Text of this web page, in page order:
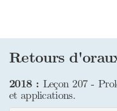
Retours
2018 : Leçon 207 -
et applications.